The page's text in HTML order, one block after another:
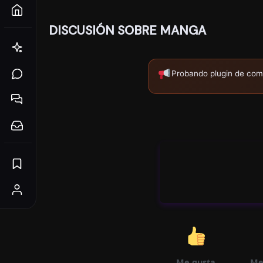
DISCUSIÓN SOBRE MANGA
Probando plugin de